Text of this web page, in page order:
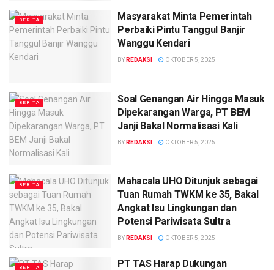
BERITA
Masyarakat Minta Pemerintah
Perbaiki Pintu Tanggul Banjir
Wanggu Kendari
BY REDAKSI OKTOBER 5, 2025
BERITA
Soal Genangan Air Hingga Masuk
Dipekarangan Warga, PT BEM
Janji Bakal Normalisasi Kali
BY REDAKSI OKTOBER 5, 2025
BERITA
Mahacala UHO Ditunjuk sebagai
Tuan Rumah TWKM ke 35, Bakal
Angkat Isu Lingkungan dan
Potensi Pariwisata Sultra
BY REDAKSI OKTOBER 5, 2025
BERITA
PT TAS Harap Dukungan